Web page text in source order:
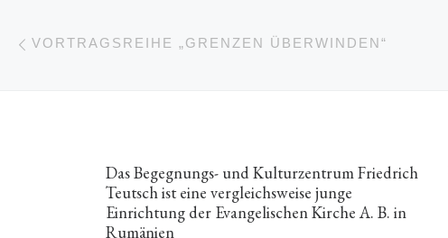
Beitragsnavigation
VORTRAGSREIHE „GRENZEN ÜBERWINDEN“
Das Begegnungs- und Kulturzentrum Friedrich
Teutsch ist eine vergleichsweise junge
Einrichtung der Evangelischen Kirche A. B. in
Rumänien